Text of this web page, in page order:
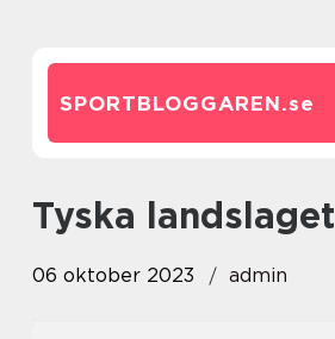
SPORTBLOGGAREN.se
tyska landslaget
06 oktober 2023 admin